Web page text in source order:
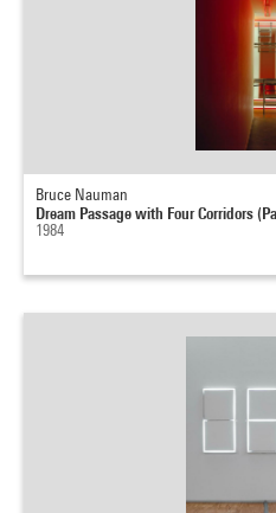
Bruce Nauman
Dream Passage with Four Corridors
1984